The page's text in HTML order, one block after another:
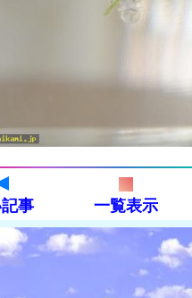
事 一覧表示